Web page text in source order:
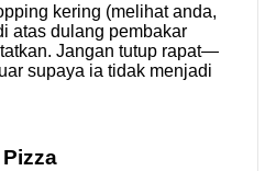
kering (melihat anda,
atas dulang pembakar
Jangan tutup rapat—
supaya ia tidak menjadi